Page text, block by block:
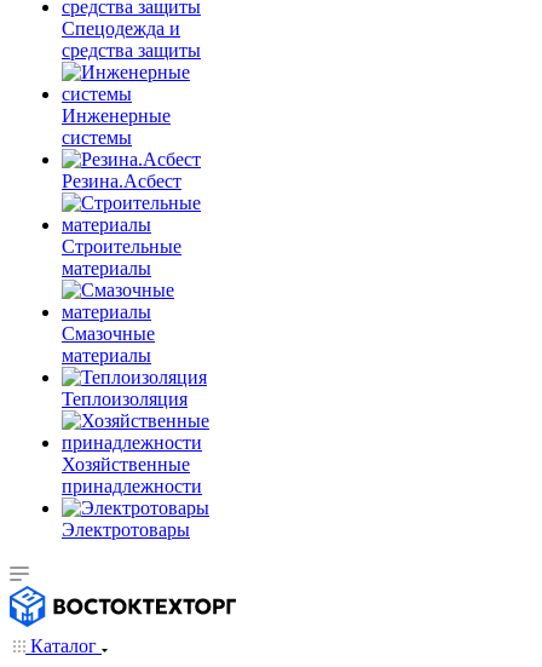
Спецодежда и
средства защиты
Инженерные
системы
Резина.Асбест
Строительные
материалы
Смазочные
материалы
Теплоизоляция
Хозяйственные
принадлежности
Электротовары
Каталог